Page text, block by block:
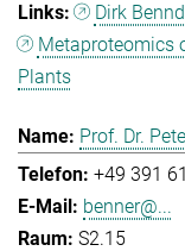
Dirk
Metaproteomics
Plants
Prof. Dr.
+49 391
benner@...
S2.15